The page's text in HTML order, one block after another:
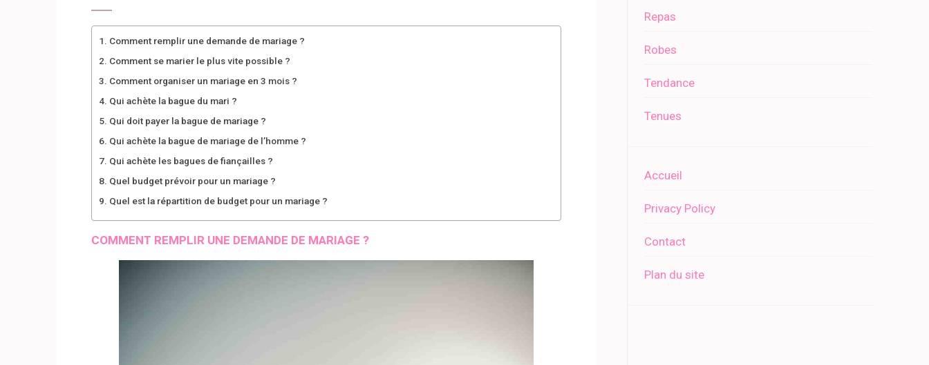
Comment remplir une demande de mariage ?
Comment se marier le plus vite possible ?
Comment organiser un mariage en 3 mois ?
Qui achète la bague du mari ?
Qui doit payer la bague de mariage ?
Qui achète la bague de mariage de l’homme ?
Qui achète les bagues de fiançailles ?
Quel budget prévoir pour un mariage ?
Quel est la répartition de budget pour un mariage ?
COMMENT REMPLIR UNE DEMANDE DE MARIAGE ?
Repas
Robes
Tendance
Tenues
Accueil
Privacy Policy
Contact
Plan du site